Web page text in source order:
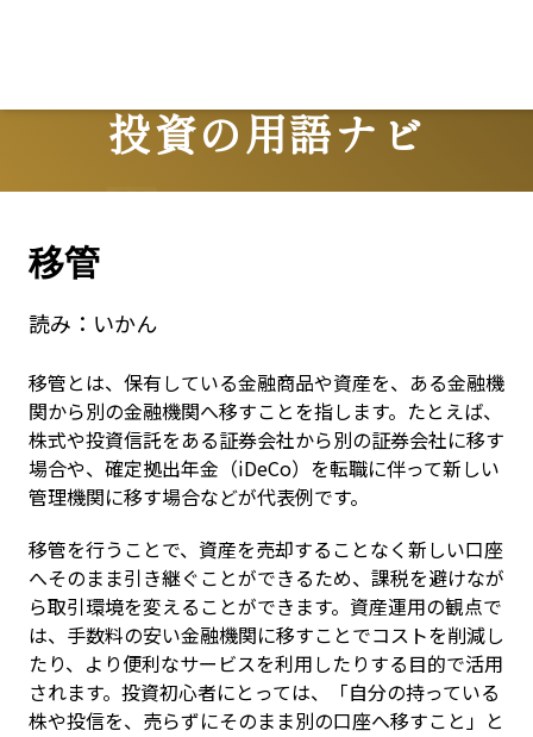
投資の用語ナビ
Terms
移管
読み： いかん
移管とは、保有している金融商品や資産を、ある金融機
関から別の金融機関へ移すことを指します。たとえば、
株式や投資信託をある証券会社から別の証券会社に移す
場合や、確定拠出年金（iDeCo）を転職に伴って新しい
管理機関に移す場合などが代表例です。
移管を行うことで、資産を売却することなく新しい口座
へそのまま引き継ぐことができるため、課税を避けなが
ら取引環境を変えることができます。資産運用の観点で
は、手数料の安い金融機関に移すことでコストを削減し
たり、より便利なサービスを利用したりする目的で活用
されます。投資初心者にとっては、「自分の持っている
株や投信を、売らずにそのまま別の口座へ移すこと」と